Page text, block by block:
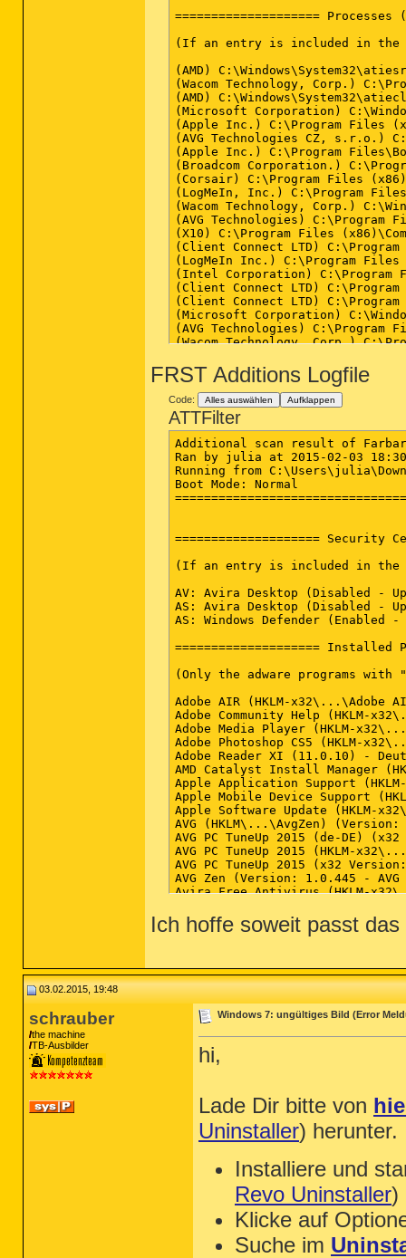
FRST Additions Logfile
Code: Alles auswählen Aufklappen
ATTFilter
Additional scan result of Farbar Recovery Scan Tool (x64) Version: 01-02-2015
Ran by julia at 2015-02-03 18:30:10
Running from C:\Users\julia\Downloads
Boot Mode: Normal
==========================================================


==================== Security Center ========================

(If an entry is included in the fixlist, it will be removed.)

AV: Avira Desktop (Disabled - Up to date) {4D041356-F94D-285F-8768-AAE50FA36859}
AS: Avira Desktop (Disabled - Up to date) {F665F2B2-DF77-27D1-BDD8-9197742422E4}
AS: Windows Defender (Enabled - Up to date) {D68DDC3A-831F-4fae-9E44-DA132C1ACF46}

==================== Installed Programs ======================

(Only the adware programs with "hidden" flag could be added to the fixlist to unhide them. The adware programs should be uninstalled manually.)

Adobe AIR (HKLM-x32\...\Adobe AIR) (Version: 1.5.3.9120 - Adobe Systems Inc.)
Adobe Community Help (HKLM-x32\...\chc.4875E02D9FB21EE389F73B8D1702B320485DF8CE.1) (Version: 3.0.0.400 - Adobe Systems Incorporated)
Adobe Media Player (HKLM-x32\...\com.adobe.amp.4875E02D9FB21EE389F73B8D1702B320485DF8CE.1) (Version: 1.8 - Adobe Systems Incorporated)
Adobe Photoshop CS5 (HKLM-x32\...\{15FEDA5F-141C-4127-8D7E-B962D1742728}) (Version: 12.0 - Adobe Systems Incorporated)
Adobe Reader XI (11.0.10) - Deutsch (HKLM-x32\...\{AC76BA86-7AD7-1031-7B44-AB0000000001}) (Version: 11.0.10 - Adobe Systems Incorporated)
AMD Catalyst Install Manager (HKLM\...\{37FCE154-7F59-74F0-3A35-BF503CEB230B}) (Version: 8.0.877.0 - Advanced Micro Devices, Inc.)
Apple Application Support (HKLM-x32\...\{83CAF0DE-8D3B-4C37-A631-2B8F16EC3031}) (Version: 3.1 - Apple Inc.)
Apple Mobile Device Support (HKLM\...\{BDD99690-3541-4619-9D2A-3CDDB3E15F9E}) (Version: 8.0.5.6 - Apple Inc.)
Apple Software Update (HKLM-x32\...\{789A5B64-9DD9-4BA5-915A-F0FC0A1B7BFE}) (Version: 2.1.3.127 - Apple Inc.)
AVG (HKLM\...\AvgZen) (Version: 1.0.445 - AVG Technologies)
AVG PC TuneUp 2015 (de-DE) (x32 Version: 15.0.1001.238 - AVG Technologies) Hidden
AVG PC TuneUp 2015 (HKLM-x32\...\AVG PC TuneUp) (Version: 15.0.1001.238 - AVG Technologies)
AVG PC TuneUp 2015 (x32 Version: 15.0.1001.238 - AVG Technologies) Hidden
AVG Zen (Version: 1.0.445 - AVG Technologies) Hidden
Avira Free Antivirus (HKLM-x32\...\Avira AntiVir Desktop) (Version: 14.0.7.468 - Avira)
Bonjour (HKLM\...\{6E3610B2-430D-4EB0-81E3-2B57E8B9DE8D}) (Version: 3.0.0.10 - Apple Inc.)
Cisco EAP-FAST Module (HKLM-x32\...\{64BF0187-F3D2-498B-99EA-163AF9AE6EC9}) (Version: 2.2.14 - Cisco Systems, Inc.)
Cisco LEAP Module (HKLM-x32\...\{51C7AD07-C3F6-4635-8E8A-231306D810FE}) (Version: 1.0.19 - Cisco Systems, Inc.)
Cisco PEAP Module (HKLM-x32\...\{ED5776D5-59B4-46B7-AF81-5F2D94D7C640}) (Version: 1.1.6 - Cisco Systems, Inc.)
Corsair SSD Toolbox 1.2.0.9 (HKLM-x32\...\{70DE02E8-FBDD-4892-9B21-117DCA1DD553}_is1) (Version: 1.2.0.9 - Corsair)
Dino D-Day (HKLM-x32\...\Steam App 70000) (Version:  - 800 North and Digital Ranch)
FMW 1 (Version: 1.0.308 - AVG Technologies) Hidden
Free YouTube to MP3 Converter version 3.12.54.128 (HKLM-x32\...\Free YouTube to MP3 Converter_is1) (Version: 3.12.54.128 - DVDVideoSoft Ltd.)
Google Chrome (HKLM-x32\...\Google Chrome) (Version: 40.0.2214.93 - Google Inc.)
Google Update Helper (x32 Version: 1.3.25.11 - Google Inc.) Hidden
HP Deskjet 3050A J611 series - Grundlegende Software für das Gerät (HKLM\...\{D8057953-CCF0-48B3-B61D-762C580B2A10}) (Version: 25.0.571.0 - Hewlett-Packard Co.)
HP Deskjet 3050A J611 series Hilfe (HKLM-x32\...\{97DDCAB8-B770-4089-A10F-67568069D78A}) (Version: 140.0.2.2 - Hewlett Packard)
HP Photo Creations (HKLM-x32\...\HP Photo Creations) (Version: 1.0.0.5192 - HP Photo Creations)
HP Update (HKLM-x32\...\{85DF2EED-08BC-46FB-90DA-28B0D0A8E8A8}) (Version: 5.003.000.004 - Hewlett-Packard)
Intel(R) Control Center (HKLM-x32\...\{F8A9085D-4C7A-41a9-8A77-C8998A96C421}) (Version: 1.2.0.1006 - Intel Corporation)
Intel(R) Rapid Storage Technology (HKLM-x32\...\{3E29EE6C-963A-4aae-86C1-
Ich hoffe soweit passt
03.02.2015, 19:48
schrauber
the machine
TB-Ausbilder
Windows 7: ungültiges Bild (Error
hi,
Lade Dir bitte von
Uninstaller) herunter.
Installiere und
Revo Uninstaller)
Klicke auf
Suche im